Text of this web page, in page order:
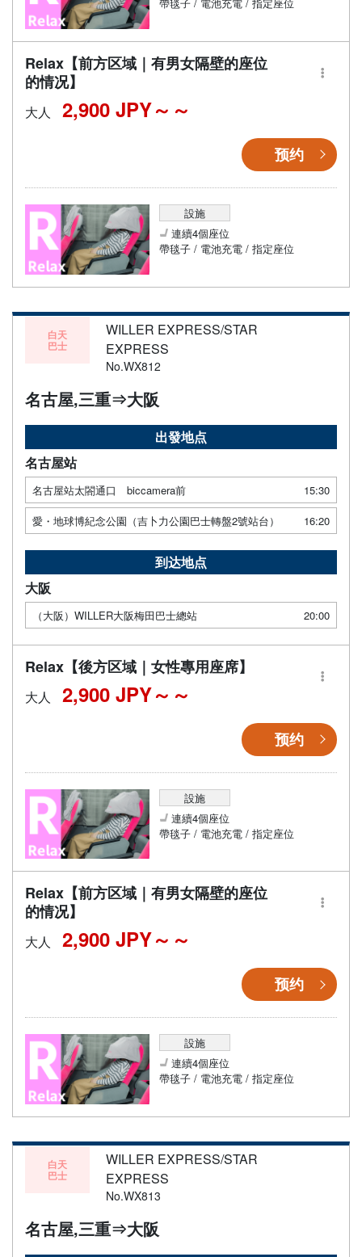
Relax【前方区域｜有男女隔壁的座位
的情况】
大人 2,900 JPY～
预约
設施
連續4個座位
帶毯子 / 電池充電 / 指定座位
白天
巴士
WILLER EXPRESS/STAR
EXPRESS
No.WX812
名古屋,三重⇒大阪
出發地点
名古屋站
名古屋站太閤通口 biccamera前
15:30
愛・地球博紀念公園（吉卜力公園巴士轉盤2號站台）
16:20
到达地点
大阪
（大阪）WILLER大阪梅田巴士總站 20:00
Relax【後方区域｜女性專用座席】
大人 2,900 JPY～
预约
設施
連續4個座位
帶毯子 / 電池充電 / 指定座位
Relax【前方区域｜有男女隔壁的座位
的情况】
大人 2,900 JPY～
预约
設施
連續4個座位
帶毯子 / 電池充電 / 指定座位
白天
巴士
WILLER EXPRESS/STAR
EXPRESS
No.WX813
名古屋,三重⇒大阪